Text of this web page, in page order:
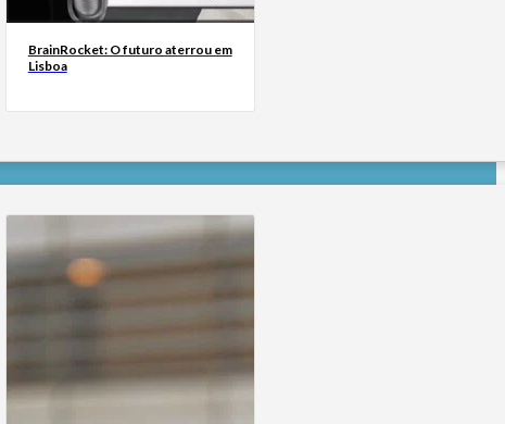
BrainRocket: O futuro aterrou em
Lisboa